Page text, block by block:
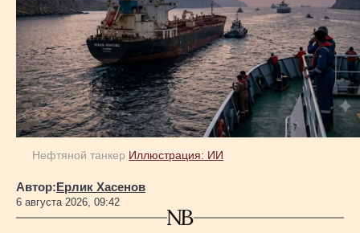
Нефтяной танкер Иллюстрация: ИИ
Автор:Ерлик Хасенов
6 августа 2026, 09:42